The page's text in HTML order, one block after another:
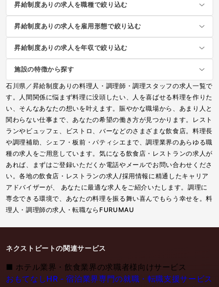
昇給制度ありの求人を職種で絞り込む
昇給制度ありの求人を雇用形態で絞り込む
昇給制度ありの求人を年収で絞り込む
施設の特徴から探す
石川県／昇給制度ありの料理人・調理師・調理スタッフの求人一覧で
す。人間関係に悩まず料理に没頭したい、人を喜ばせる料理を作りた
い、そんなあなたの想いを叶えます。賑やかな職場から、あまり人と
関わらない仕事まで、あなたの希望の働き方が見つかります。レスト
ランやビュッフェ、ビストロ、バーなどのさまざまな飲食店。料理長
や調理補助、シェフ・板前・パティシエまで、調理業界のあらゆる職
種の求人をご用意しています。気になる飲食店・レストランの求人が
あれば、まずはご登録いただくか電話やメールでお問い合わせくださ
い。各地の飲食店・レストランの求人/採用情報に精通したキャリア
アドバイザーが、 あなたに最適な求人をご紹介いたします。調理に
専念できる環境で、あなたの料理を振る舞い喜んでもらう幸せを。料
理人・調理師の求人・転職ならFURUMAU
ネクストビートの関連サービス
■ ホテル業界・飲食業界の求職者様向けサービス
おもてなしHR - 宿泊業界専門の就職・転職支援サービス